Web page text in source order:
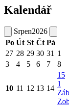
Kalendář
Srpen2026
Po Út St Čt Pá
27 28 29 30 31 1
3
4 5 6 7 8
10 11 12 13 14
15
1